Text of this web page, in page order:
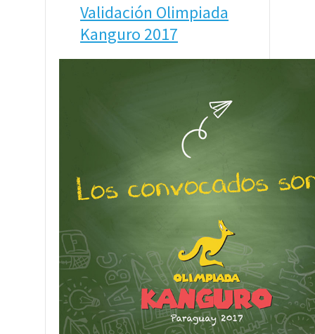
Validación Olimpiada
Kanguro 2017